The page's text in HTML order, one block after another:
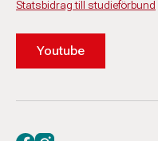
Statsbidrag till studieförbund
Youtube